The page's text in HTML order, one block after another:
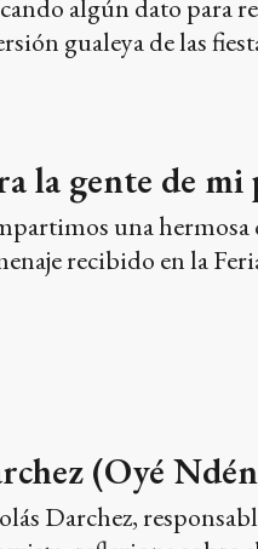
algún dato para
gualeya de las
la gente de
una
recibido en la
(Oyé
Darchez,